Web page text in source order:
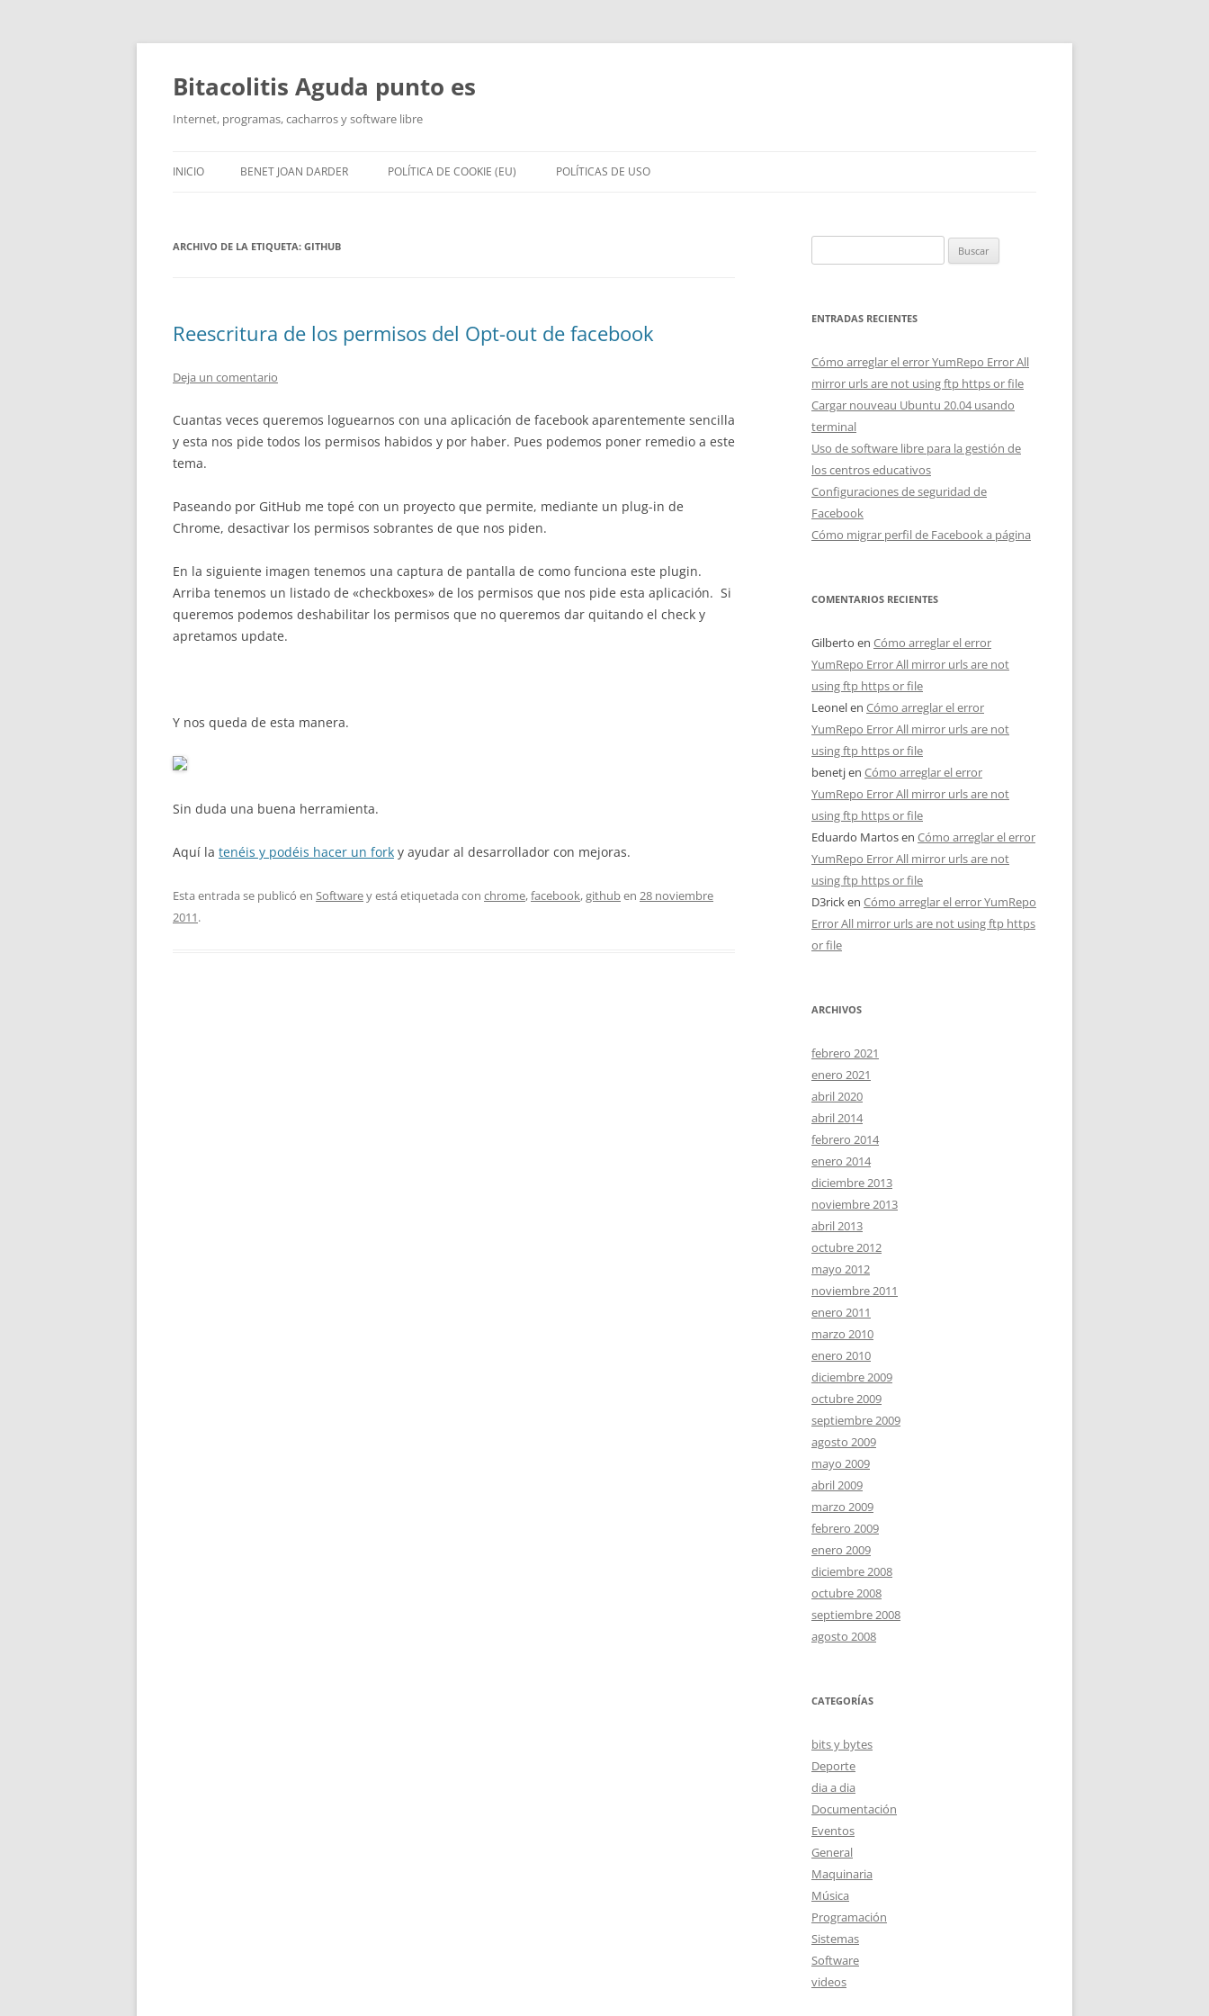
Saltar
contenido
Bitacolitis Aguda punto es
Internet, programas, cacharros y software libre
INICIO BENET JOAN DARDER POLÍTICA DE COOKIE (EU) POLÍTICAS DE USO
ARCHIVO DE LA ETIQUETA: GITHUB
Reescritura de los permisos del Opt-out de facebook
Deja un comentario
Cuantas veces queremos loguearnos con una aplicación de facebook aparentemente sencilla
y esta nos pide todos los permisos habidos y por haber. Pues podemos poner remedio a este
tema.
Paseando por GitHub me topé con un proyecto que permite, mediante un plug-in de
Chrome, desactivar los permisos sobrantes de que nos piden.
En la siguiente imagen tenemos una captura de pantalla de como funciona este plugin.
Arriba tenemos un listado de «checkboxes» de los permisos que nos pide esta aplicación. Si
queremos podemos deshabilitar los permisos que no queremos dar quitando el check y
apretamos update.
Y nos queda de esta manera.
Sin duda una buena herramienta.
Aquí la tenéis y podéis hacer un fork y ayudar al desarrollador con mejoras.
Esta entrada se publicó en Softwarey está etiquetada con chrome,facebook,githuben 28 noviembre
2011.
ENTRADAS RECIENTES
Cómo arreglar el error YumRepo Error All
mirror urls are not using ftp https or file
Cargar nouveau Ubuntu 20.04 usando
terminal
Uso de software libre para la gestión de
los centros educativos
Configuraciones de seguridad de
Facebook
Cómo migrar perfil de Facebook a página
COMENTARIOS RECIENTES
Gilberto en Cómo arreglar el error
YumRepo Error All mirror urls are not
using ftp https or file
Leonelen Cómo arreglar el error
YumRepo Error All mirror urls are not
using ftp https or file
benetjen Cómo arreglar el error
YumRepo Error All mirror urls are not
using ftp https or file
Eduardo Martosen Cómo arreglar el error
YumRepo Error All mirror urls are not
using ftp https or file
D3ricken Cómo arreglar el error YumRepo
Error All mirror urls are not using ftp https
or file
ARCHIVOS
febrero 2021
enero 2021
abril 2020
abril 2014
febrero 2014
enero 2014
diciembre 2013
noviembre 2013
abril 2013
octubre 2012
mayo 2012
noviembre 2011
enero 2011
marzo 2010
enero 2010
diciembre 2009
octubre 2009
septiembre 2009
agosto 2009
mayo 2009
abril 2009
marzo 2009
febrero 2009
enero 2009
diciembre 2008
octubre 2008
septiembre 2008
agosto 2008
CATEGORÍAS
bits y bytes
Deporte
dia a dia
Documentación
Eventos
General
Maquinaria
Música
Programación
Sistemas
Software
videos